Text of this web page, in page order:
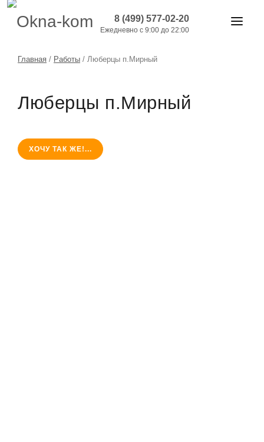
8 (499) 577-02-20
Ежедневно с 9:00 до 22:00
ОКНА И ДВЕРИ
РАБОТЫ
ЦЕНЫ
Главная / Работы / Люберцы п.Мирный
Люберцы п.Мирный
ХОЧУ ТАК ЖЕ!...